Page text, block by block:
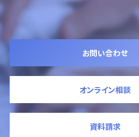
お問い合わせ
オンライン相談
資料請求